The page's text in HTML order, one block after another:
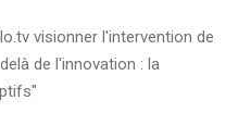
visionner l'intervention de
de l'innovation : la